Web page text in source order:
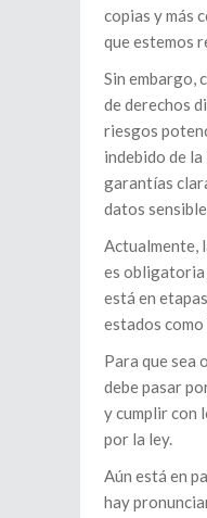
copias y más
que estemos
Sin embargo,
de derechos
riesgos
indebido de
garantías
datos
Actualmente,
es obligatoria
está en
estados como
Para que sea
debe pasar
y cumplir con
por la ley.
Aún está en
hay